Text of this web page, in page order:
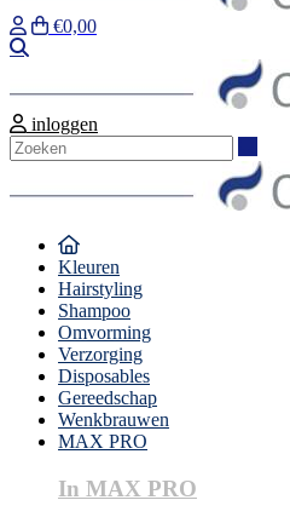
€0,00
inloggen
Kleuren
Hairstyling
Shampoo
Omvorming
Verzorging
Disposables
Gereedschap
Wenkbrauwen
MAX PRO
In MAX PRO